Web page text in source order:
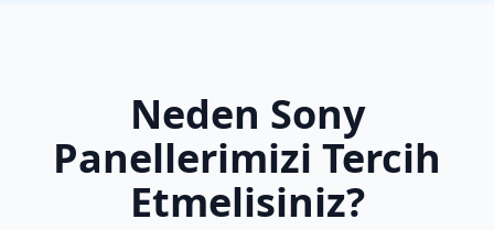
Neden Sony
Panellerimizi Tercih
Etmelisiniz?